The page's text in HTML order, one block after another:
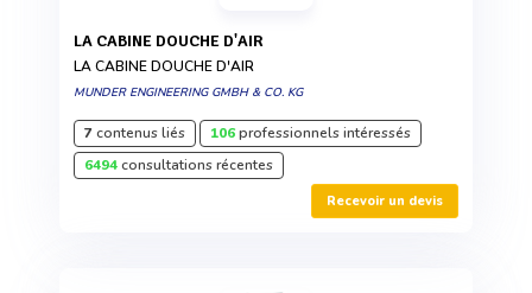
LA CABINE DOUCHE D'AIR
LA CABINE DOUCHE D'AIR
MUNDER ENGINEERING GMBH & CO. KG
7contenus liés 106professionnels intéressés
6494consultations récentes
Recevoir un devis